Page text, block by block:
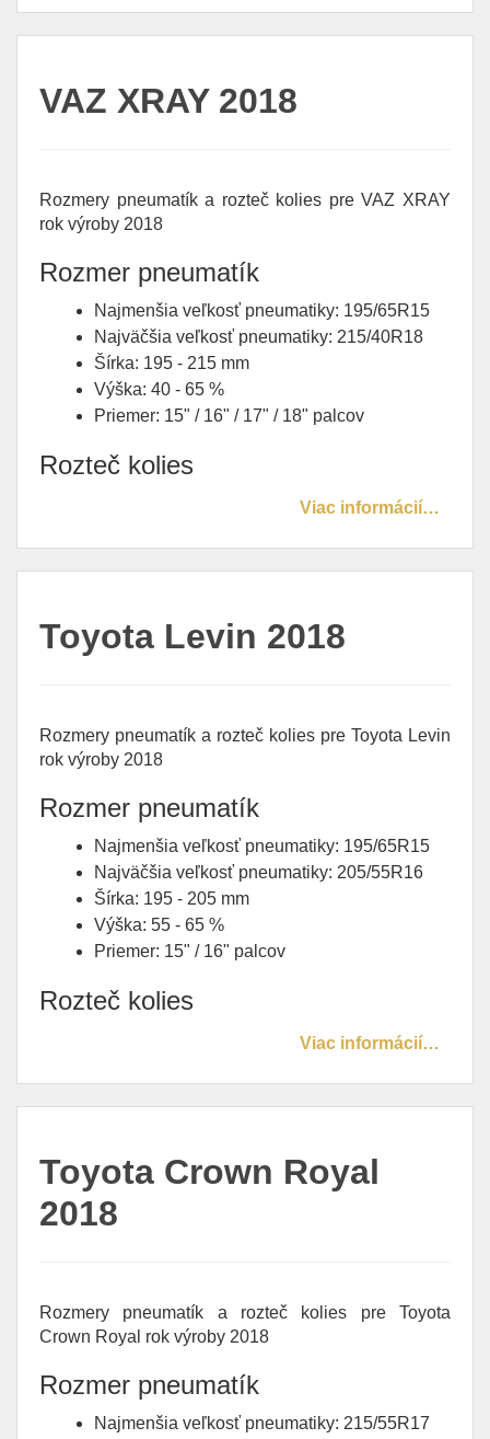
VAZ XRAY 2018
Rozmery pneumatík a rozteč kolies pre VAZ XRAY
rok výroby 2018
Rozmer pneumatík
Najmenšia veľkosť pneumatiky: 195/65R15
Najväčšia veľkosť pneumatiky: 215/40R18
Šírka: 195 - 215 mm
Výška: 40 - 65 %
Priemer: 15" / 16" / 17" / 18" palcov
Rozteč kolies
Viac informácií…
Toyota Levin 2018
Rozmery pneumatík a rozteč kolies pre Toyota Levin
rok výroby 2018
Rozmer pneumatík
Najmenšia veľkosť pneumatiky: 195/65R15
Najväčšia veľkosť pneumatiky: 205/55R16
Šírka: 195 - 205 mm
Výška: 55 - 65 %
Priemer: 15" / 16" palcov
Rozteč kolies
Viac informácií…
Toyota Crown Royal
2018
Rozmery pneumatík a rozteč kolies pre Toyota
Crown Royal rok výroby 2018
Rozmer pneumatík
Najmenšia veľkosť pneumatiky: 215/55R17